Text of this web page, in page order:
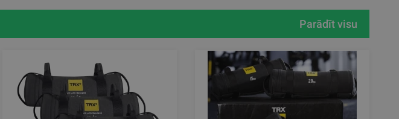
Parādīt visu